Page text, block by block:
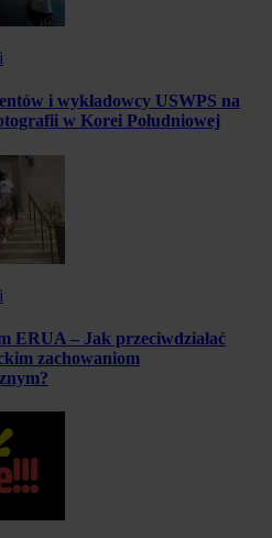
i wykładowcy USWPS na
w Korei Południowej
ERUA – Jak przeciwdziałać
zachowaniom